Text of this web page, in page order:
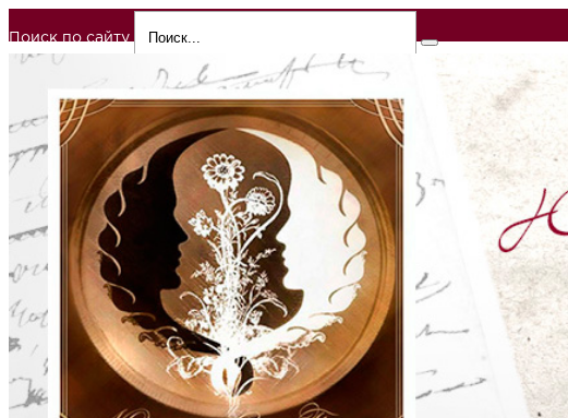
Поиск по сайту